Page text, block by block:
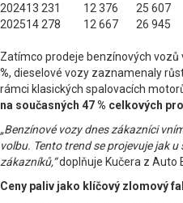
202413 231 12 376 25 607
202514 278 12 667 26 945
Zatímco prodeje benzínových
%, dieselové vozy zaznamenaly
rámci klasických spalovacích
na současných 47 % celkových
„Benzínové vozy dnes zákazníci
volbu. Tento trend se projevuje jak
zákazníků,“doplňuje Kučera z Auto
Ceny paliv jako klíčový zlomový